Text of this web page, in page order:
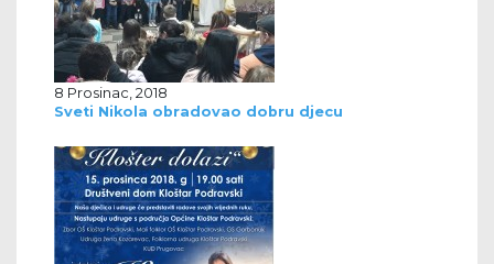
8 Prosinac, 2018
Sveti Nikola obradovao dobru djecu